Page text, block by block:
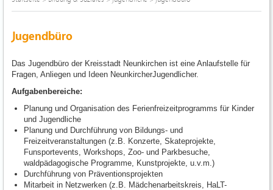
Jugendbüro
Das Jugendbüro der Kreisstadt Neunkirchen ist eine Anlaufstelle für
Fragen, Anliegen und Ideen NeunkircherJugendlicher.
Aufgabenbereiche:
Planung und Organisation des Ferienfreizeitprogramms für Kinder
und Jugendliche
Planung und Durchführung von Bildungs- und
Freizeitveranstaltungen (z.B. Konzerte, Skateprojekte,
Funsportevents, Workshops, Zoo- und Parkbesuche,
waldpädagogische Programme, Kunstprojekte, u.v.m.)
Durchführung von Präventionsprojekten
Mitarbeit in Netzwerken (z.B. Mädchenarbeitskreis, HaLT-